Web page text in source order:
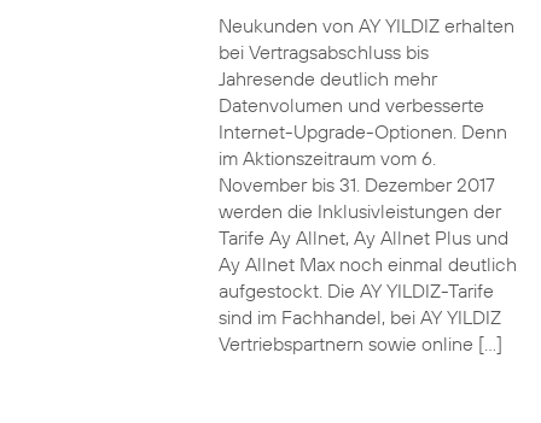
Neukunden von AY YILDIZ erhalten
bei Vertragsabschluss bis
Jahresende deutlich mehr
Datenvolumen und verbesserte
Internet-Upgrade-Optionen. Denn
im Aktionszeitraum vom 6.
November bis 31. Dezember 2017
werden die Inklusivleistungen der
Tarife Ay Allnet, Ay Allnet Plus und
Ay Allnet Max noch einmal deutlich
aufgestockt. Die AY YILDIZ-Tarife
sind im Fachhandel, bei AY YILDIZ
Vertriebspartnern sowie online […]